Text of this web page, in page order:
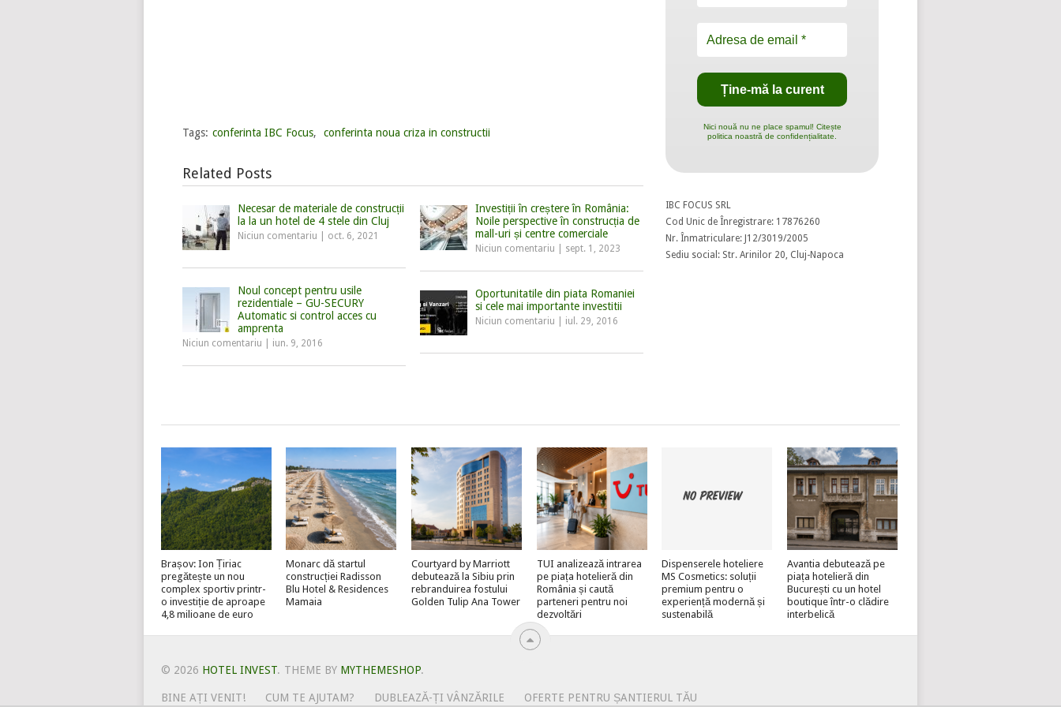
Tags: conferinta IBC Focus, conferinta noua criza in constructii
Related Posts
Necesar de materiale de construcții
la la un hotel de 4 stele din Cluj
Niciun comentariu oct. 6, 2021
Investiții în creștere în România:
Noile perspective în construcția de
mall-uri și centre comerciale
Niciun comentariu sept. 1, 2023
Noul concept pentru usile
rezidentiale – GU-SECURY
Automatic si control acces cu
amprenta
Niciun comentariu iun. 9, 2016
Oportunitatile din piata Romaniei
si cele mai importante investitii
Niciun comentariu iul. 29, 2016
Nici nouă nu ne place spamul! Citește
politica noastră de confidențialitate.
IBC FOCUS SRL
Cod Unic de Înregistrare: 17876260
Nr. Înmatriculare: J12/3019/2005
Sediu social: Str. Arinilor 20, Cluj-Napoca
Brașov: Ion Țiriac
pregătește un nou
complex sportiv printr-
o investiție de aproape
4,8 milioane de euro
Monarc dă startul
construcției Radisson
Blu Hotel & Residences
Mamaia
Courtyard by Marriott
debutează la Sibiu prin
rebranduirea fostului
Golden Tulip Ana Tower
TUI analizează intrarea
pe piața hotelieră din
România și caută
parteneri pentru noi
dezvoltări
Dispenserele hoteliere
MS Cosmetics: soluții
premium pentru o
experiență modernă și
sustenabilă
Avantia debutează pe
piața hotelieră din
București cu un hotel
boutique într-o clădire
interbelică
© 2026 HOTEL INVEST. THEME BY MYTHEMESHOP.
BINE AȚI VENIT! CUM TE AJUTAM? DUBLEAZĂ-ȚI VÂNZĂRILE OFERTE PENTRU ȘANTIERUL TĂU